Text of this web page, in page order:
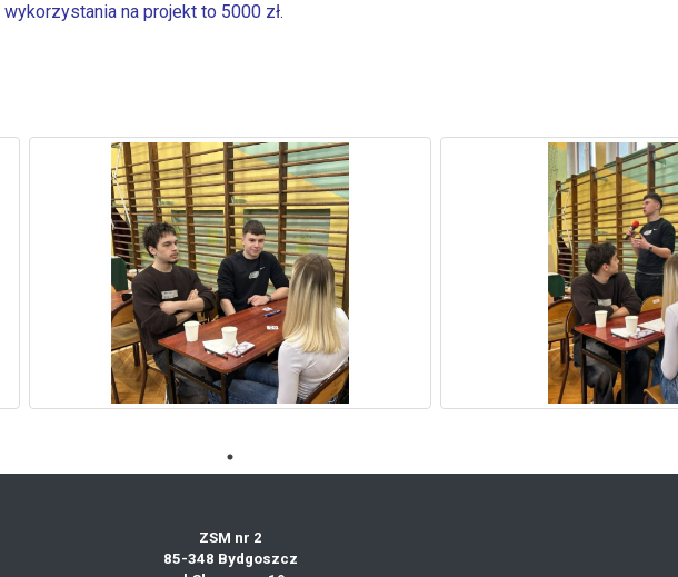
na projekt to 5000 zł.
ZSM nr 2
85-348 Bydgoszcz